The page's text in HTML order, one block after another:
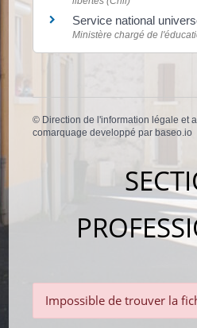
Service national
Ministère chargé de
© Direction de l'information légale et
comarquage developpé par baseo.io
Impossible de trouver la